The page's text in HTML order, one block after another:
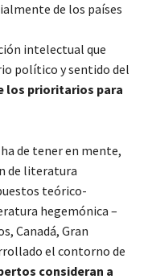
de los países
intelectual que
político y sentido del
los prioritarios para
de tener en mente,
de literatura
teórico-
hegemónica –
Canadá, Gran
el contorno de
consideran a